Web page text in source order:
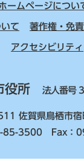
ームページについ
て 著作権・免
アクセシビリティ
役所 法人番号
佐賀県鳥栖市
85-3500 Fax：